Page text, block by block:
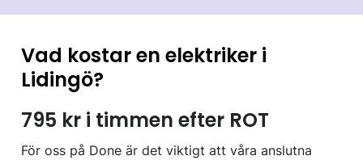
Vad kostar en elektriker i
Lidingö?
795 kr i timmen efter ROT
För oss på Done är det viktigt att våra anslutna